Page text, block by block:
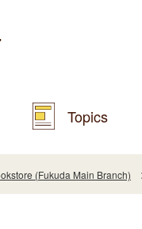
Topics
(Fukuda Main Branch)